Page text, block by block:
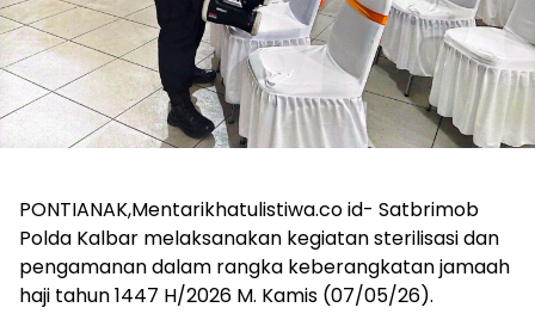
PONTIANAK,Mentarikhatulistiwa.co id- Satbrimob
Polda Kalbar melaksanakan kegiatan sterilisasi dan
pengamanan dalam rangka keberangkatan jamaah
haji tahun 1447 H/2026 M. Kamis (07/05/26).